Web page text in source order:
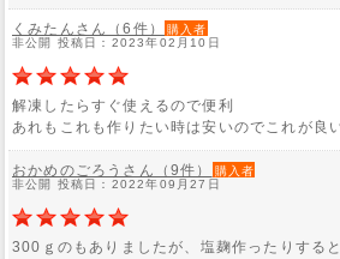
くみたんさん（6件）
購入者
非公開 投稿日：2023年02月10日
解凍したらすぐ使えるので便利
あれもこれも作りたい時は安いのでこれが良
おかめのごろうさん（9件）
購入者
非公開 投稿日：2022年09月27日
300ｇのもありましたが、塩麹作ったりする